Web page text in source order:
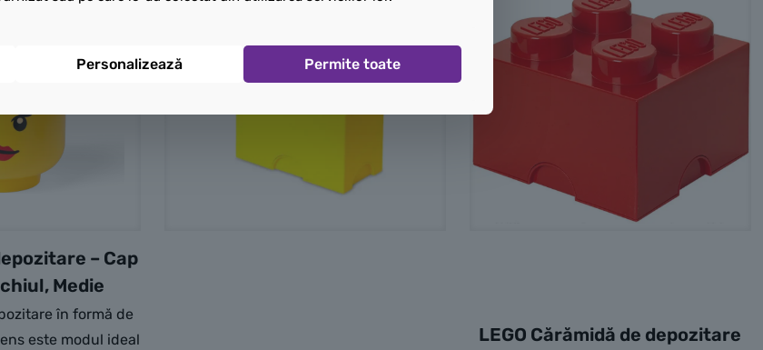
– Cap
Medie
în formă de
este modul ideal
LEGO Cărămidă de depozitare
Personalizează Permite toate